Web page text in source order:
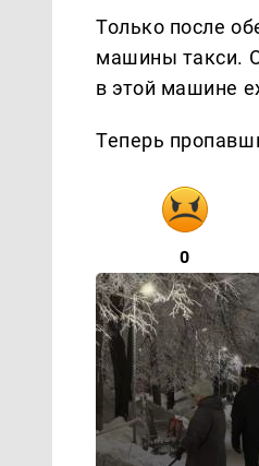
Только после
машины такси.
в этой машине
Теперь
0